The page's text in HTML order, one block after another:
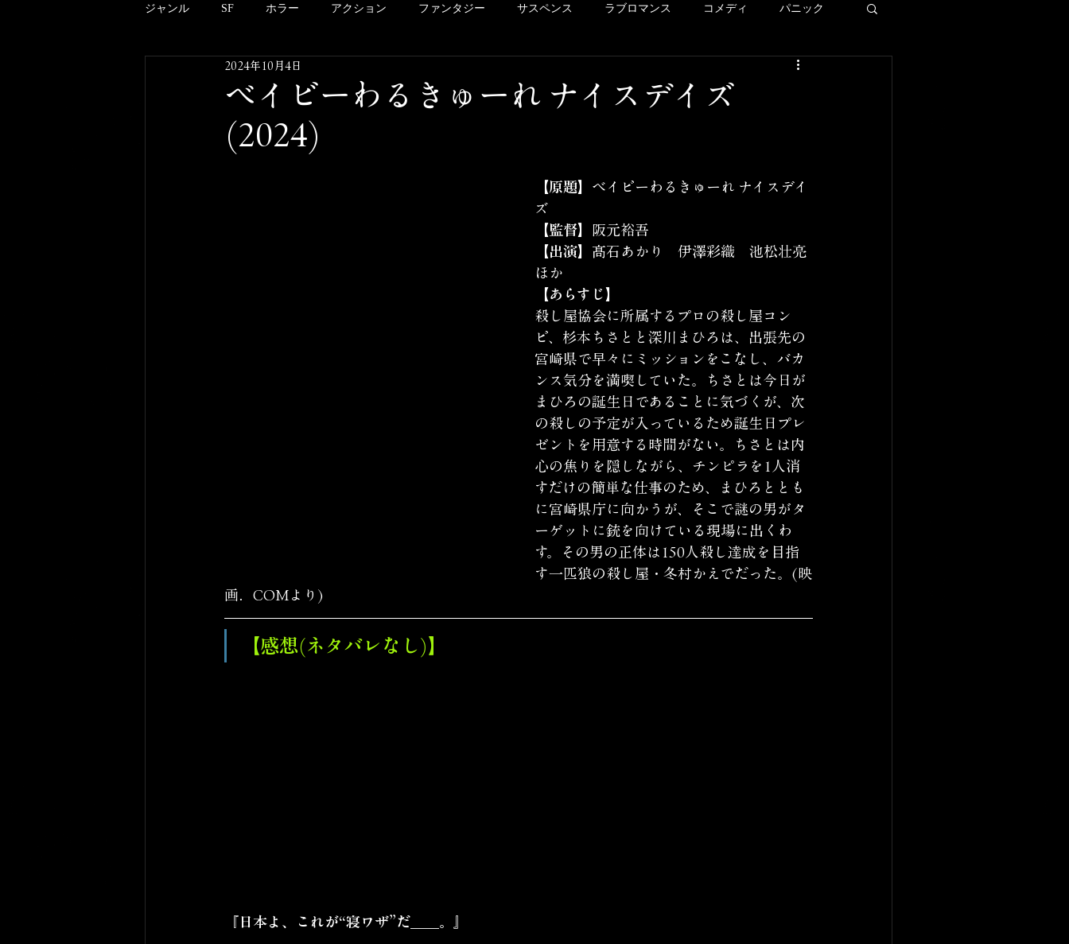
ジャンル SF ホラー アクション ファンタジー サスペンス ラブロマンス コメディ パニック
アニメーション ドキュメンタリー
クリーチャー B級
ベイビーわるきゅーれ ナイスデイズ
(2024)
2024年10月4日
【原題】 ベイビーわるきゅーれ ナイスデイ
ズ
【監督】 阪元裕吾
【出演】 髙石あかり　伊澤彩織　池松壮亮
ほか
【あらすじ】
殺し屋協会に所属するプロの殺し屋コン
ビ、杉本ちさとと深川まひろは、出張先の
宮崎県で早々にミッションをこなし、バカ
ンス気分を満喫していた。ちさとは今日が
まひろの誕生日であることに気づくが、次
の殺しの予定が入っているため誕生日プレ
ゼントを用意する時間がない。ちさとは内
心の焦りを隠しながら、チンピラを1人消
すだけの簡単な仕事のため、まひろととも
に宮崎県庁に向かうが、そこで謎の男がタ
ーゲットに銃を向けている現場に出くわ
す。その男の正体は150人殺し達成を目指
す一匹狼の殺し屋・冬村かえでだった。(映
画．COMより)
【感想(ネタバレなし)】
『日本よ、これが“寝ワザ”だ＿＿。』